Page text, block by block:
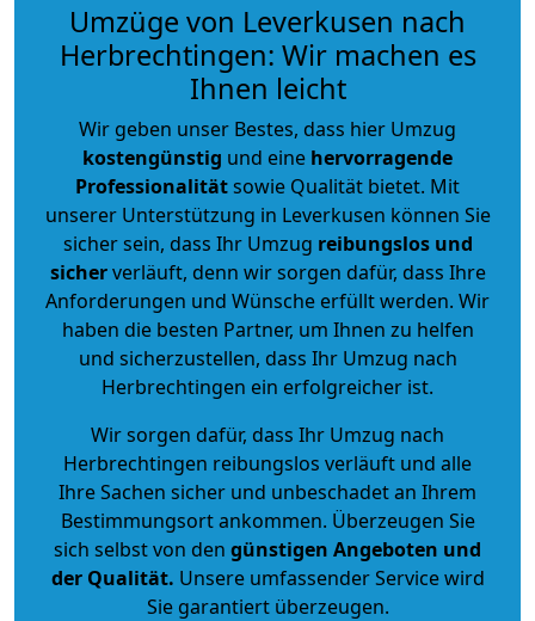
Umzüge von Leverkusen nach
Herbrechtingen: Wir machen es
Ihnen leicht
Wir geben unser Bestes, dass hier Umzug
kostengünstig und eine hervorragende
Professionalitätsowie Qualität bietet. Mit
unserer Unterstützung in Leverkusen können Sie
sicher sein, dass Ihr Umzug reibungslos und
sicherverläuft, denn wir sorgen dafür, dass Ihre
Anforderungen und Wünsche erfüllt werden. Wir
haben die besten Partner, um Ihnen zu helfen
und sicherzustellen, dass Ihr Umzug nach
Herbrechtingen ein erfolgreicher ist.
Wir sorgen dafür, dass Ihr Umzug nach
Herbrechtingen reibungslos verläuft und alle
Ihre Sachen sicher und unbeschadet an Ihrem
Bestimmungsort ankommen. Überzeugen Sie
sich selbst von den günstigen Angeboten und
der Qualität. Unsere umfassender Service wird
Sie garantiert überzeugen.